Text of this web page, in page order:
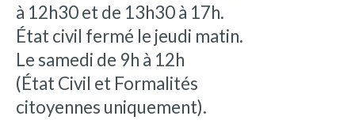
à 12h30 et de 13h30 à 17h.
État civil fermé le jeudi matin.
Le samedi de 9h à 12h
(État Civil et Formalités
citoyennes uniquement).